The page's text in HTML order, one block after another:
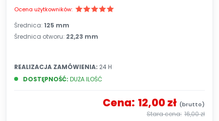
Ocena użytkowników:
Średnica: 125 mm
Średnica otworu: 22,23 mm
DOSTĘPNOŚĆ: DUŻA ILOŚĆ
REALIZACJA ZAMÓWIENIA: 24 H
Cena: 12,00 zł
16,00 zł